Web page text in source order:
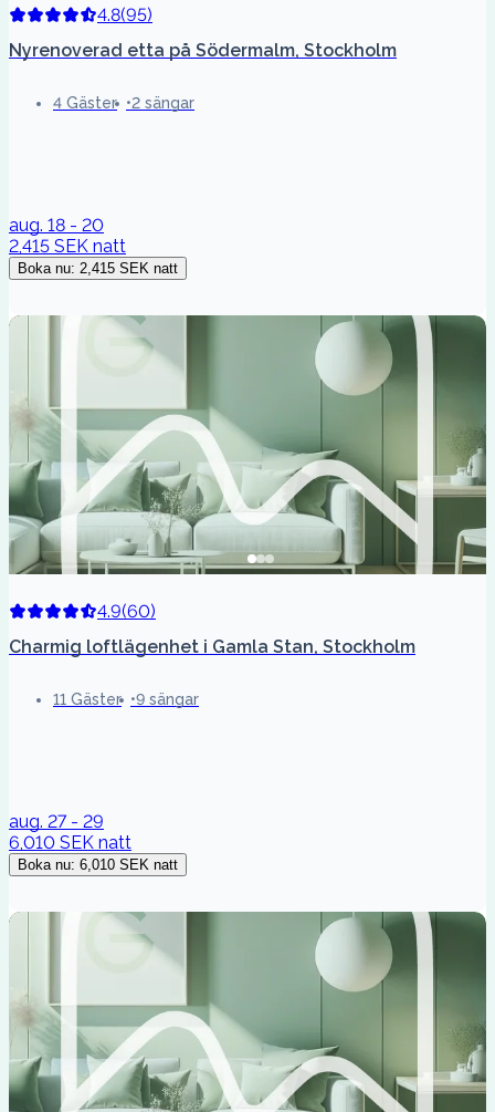
4.8(95)
Nyrenoverad etta på Södermalm, Stockholm
4 Gäster 2 sängar
aug. 18 - 20
2,415 SEK natt
Boka nu: 2,415 SEK natt
4.9(60)
Charmig loftlägenhet i Gamla Stan, Stockholm
11 Gäster 9 sängar
aug. 27 - 29
6,010 SEK natt
Boka nu: 6,010 SEK natt